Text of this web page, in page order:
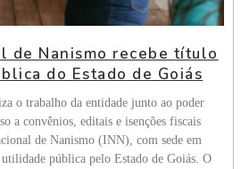
de Nanismo recebe título
do Estado de Goiás
o trabalho da entidade junto ao poder
a convênios, editais e isenções fiscais
de Nanismo (INN), com sede em
pública pelo Estado de Goiás. O